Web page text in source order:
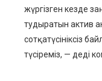
жүргізген кезде
тудыратын актив
сотқатүсініксіз
түсіреміз, — деді